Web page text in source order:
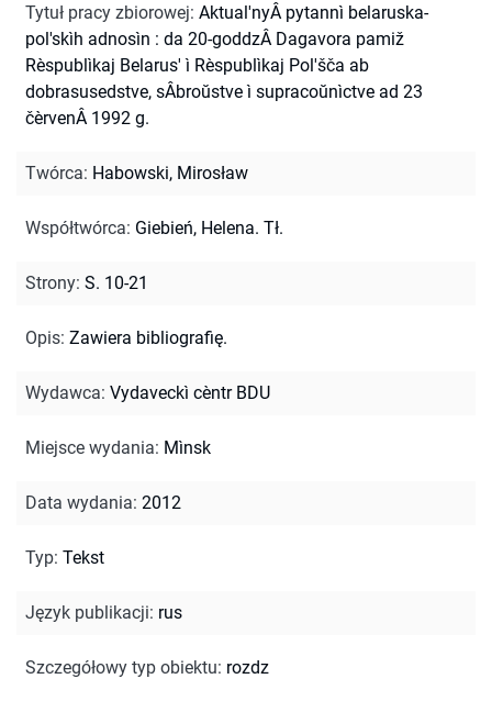
Tytuł pracy zbiorowej: Aktual'nyÂ pytannì belaruska-
pol'skìh adnosìn : da 20-goddzÂ Dagavora pamiž
Rèspublìkaj Belarus' ì Rèspublìkaj Pol'šča ab
dobrasusedstve, sÂbroŭstve ì supracoŭnìctve ad 23
čèrvenÂ 1992 g.
Twórca: Habowski, Mirosław
Współtwórca: Giebień, Helena. Tł.
Strony: S. 10-21
Opis: Zawiera bibliografię.
Wydawca: Vydaveckì cèntr BDU
Miejsce wydania: Mìnsk
Data wydania: 2012
Typ: Tekst
Język publikacji: rus
Szczegółowy typ obiektu: rozdz